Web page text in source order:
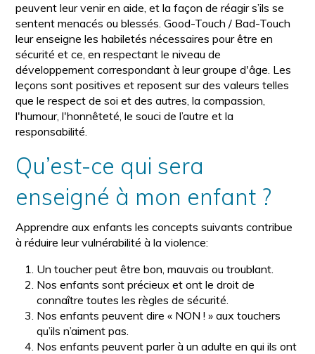
peuvent leur venir en aide, et la façon de réagir s’ils se
sentent menacés ou blessés. Good-Touch / Bad-Touch
leur enseigne les habiletés nécessaires pour être en
sécurité et ce, en respectant le niveau de
développement correspondant à leur groupe d'âge. Les
leçons sont positives et reposent sur des valeurs telles
que le respect de soi et des autres, la compassion,
l'humour, l'honnêteté, le souci de l’autre et la
responsabilité.
Qu’est-ce qui sera
enseigné à mon enfant ?
Apprendre aux enfants les concepts suivants contribue
à réduire leur vulnérabilité à la violence:
Un toucher peut être bon, mauvais ou troublant.
Nos enfants sont précieux et ont le droit de
connaître toutes les règles de sécurité.
Nos enfants peuvent dire « NON ! » aux touchers
qu’ils n’aiment pas.
Nos enfants peuvent parler à un adulte en qui ils ont